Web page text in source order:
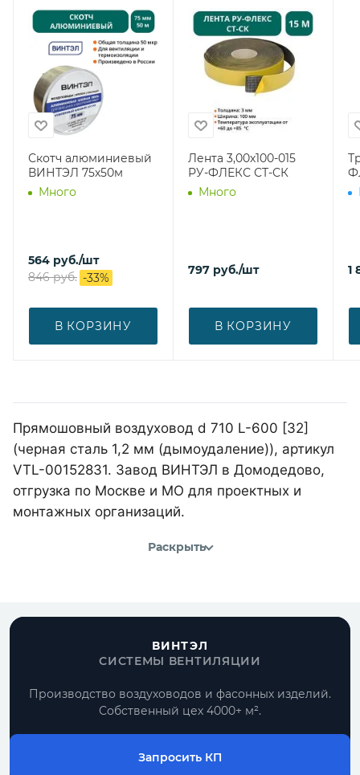
Скотч алюминиевый
ВИНТЭЛ 75х50м
Много
564 руб./шт
846руб. -33%
В КОРЗИНУ
Лента 3,00х100-015
РУ-ФЛЕКС СТ-СК
Много
797 руб./шт
В КОРЗИНУ
1
Прямошовный воздуховод d 710 L-600 [32]
(черная сталь 1,2 мм (дымоудаление)), артикул
VTL-00152831. Завод ВИНТЭЛ в Домодедово,
отгрузка по Москве и МО для проектных и
монтажных организаций.
Раскрыть
ВИНТЭЛ
СИСТЕМЫ ВЕНТИЛЯЦИИ
Производство воздуховодов и фасонных изделий.
Собственный цех 4000+ м².
Запросить КП